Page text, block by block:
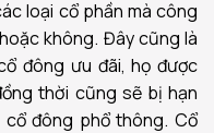
loại cổ phần mà công
không. Đây cũng là
đông ưu đãi, họ được
thời cũng sẽ bị hạn
đông phổ thông. Cổ